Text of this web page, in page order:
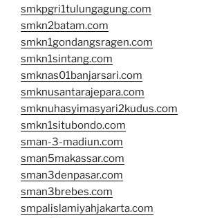
smkpgri1tulungagung.com
smkn2batam.com
smkn1gondangsragen.com
smkn1sintang.com
smknas01banjarsari.com
smknusantarajepara.com
smknuhasyimasyari2kudus.com
smkn1situbondo.com
sman-3-madiun.com
sman5makassar.com
sman3denpasar.com
sman3brebes.com
smpalislamiyahjakarta.com